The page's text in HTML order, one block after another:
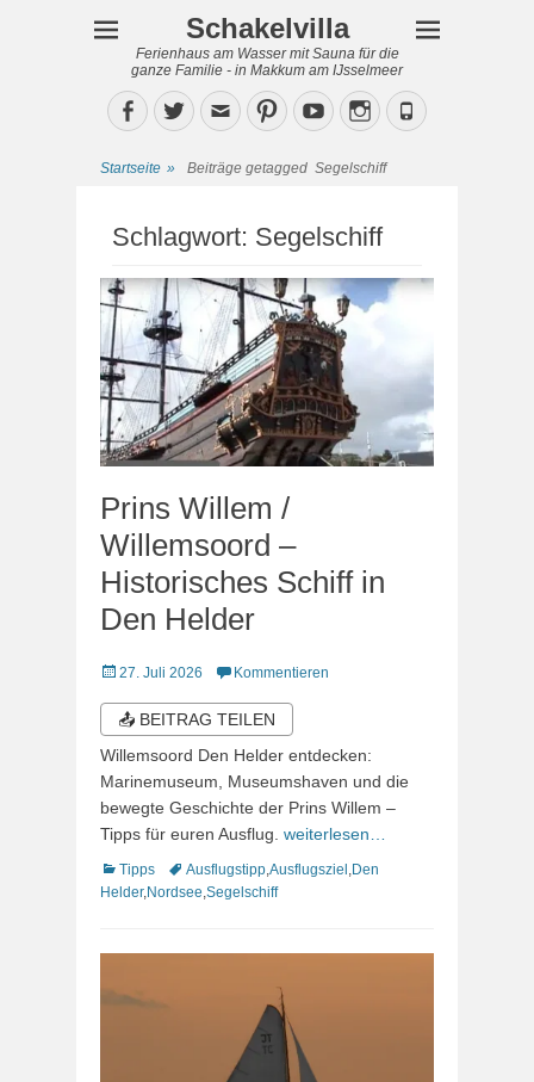
Schakelvilla
Ferienhaus am Wasser mit Sauna für die
ganze Familie - in Makkum am IJsselmeer
Facebook
TwitterEmailPinterestYouTubeInstagram
Phone
Startseite » Beiträge getagged Segelschiff
Schlagwort: Segelschiff
Prins Willem /
Willemsoord –
Historisches Schiff in
Den Helder
Veröffentlicht
27. Juli 2026 Kommentieren
📤 BEITRAG TEILEN
Willemsoord Den Helder entdecken:
Marinemuseum, Museumshaven und die
bewegte Geschichte der Prins Willem –
Tipps für euren Ausflug. weiterlesen…
Kategorien
Tipps Schlagworte
Ausflugstipp Ausflugsziel Den
Helder, Nordsee Segelschiff